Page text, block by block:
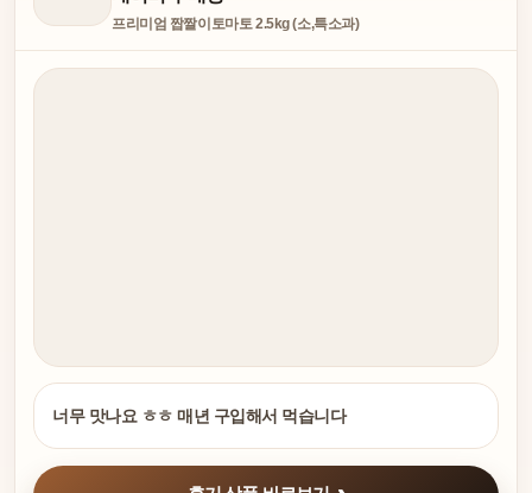
프리미엄 짭짤이토마토 2.5kg (소,특소과)
너무 맛나요 ㅎㅎ 매년 구입해서 먹습니다